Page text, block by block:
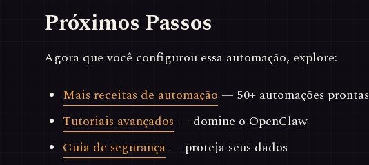
Próximos Passos
Agora que você configurou essa automação, explore:
Mais receitas de automação — 50+ automações prontas
Tutoriais avançados — domine o OpenClaw
Guia de segurança — proteja seus dados